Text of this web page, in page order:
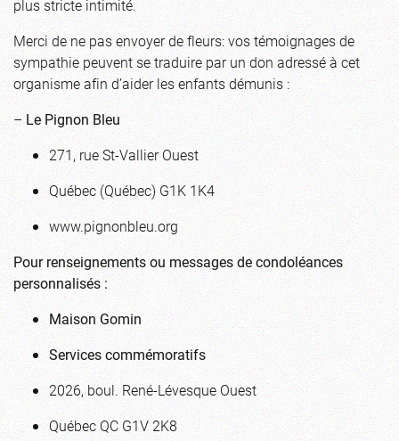
plus stricte intimité.
Merci de ne pas envoyer de fleurs: vos témoignages de
sympathie peuvent se traduire par un don adressé à cet
organisme afin d’aider les enfants démunis :
–Le Pignon Bleu
271, rue St-Vallier Ouest
Québec (Québec) G1K 1K4
www.pignonbleu.org
Pour renseignements ou messages de condoléances
personnalisés :
Maison Gomin
Services commémoratifs
2026, boul. René-Lévesque Ouest
Québec QC G1V 2K8